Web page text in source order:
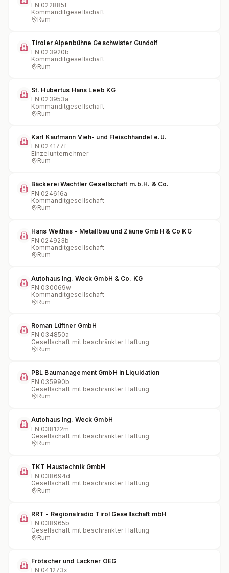
FN 022885f
Kommanditgesellschaft
Rum
Tiroler Alpenbühne Geschwister Gundolf
FN 023920b
Kommanditgesellschaft
Rum
St. Hubertus Hans Leeb KG
FN 023953a
Kommanditgesellschaft
Rum
Karl Kaufmann Vieh- und Fleischhandel e.U.
FN 024177f
Einzelunternehmer
Rum
Bäckerei Wachtler Gesellschaft m.b.H. & Co.
FN 024616a
Kommanditgesellschaft
Rum
Hans Weithas - Metallbau und Zäune GmbH & Co KG
FN 024923b
Kommanditgesellschaft
Rum
Autohaus Ing. Weck GmbH & Co. KG
FN 030069w
Kommanditgesellschaft
Rum
Roman Lüftner GmbH
FN 034850a
Gesellschaft mit beschränkter Haftung
Rum
PBL Baumanagement GmbH in Liquidation
FN 035990b
Gesellschaft mit beschränkter Haftung
Rum
Autohaus Ing. Weck GmbH
FN 038122m
Gesellschaft mit beschränkter Haftung
Rum
TKT Haustechnik GmbH
FN 038694d
Gesellschaft mit beschränkter Haftung
Rum
RRT - Regionalradio Tirol Gesellschaft mbH
FN 038965b
Gesellschaft mit beschränkter Haftung
Rum
Frötscher und Lackner OEG
FN 041273x